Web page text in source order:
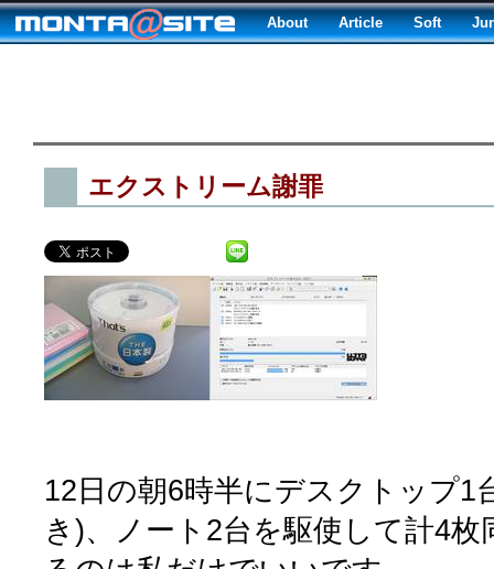
About Article Soft
エクストリーム謝罪
12日の朝6時半にデスクトップ1
き)、ノート2台を駆使して計4